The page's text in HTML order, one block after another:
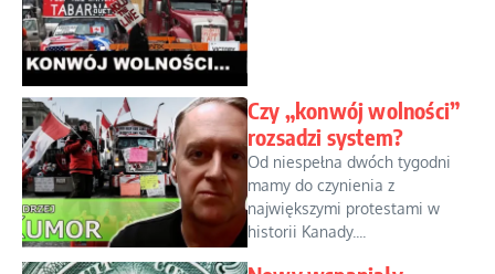
Czy „konwój wolności”
rozsadzi system?
Od niespełna dwóch tygodni
mamy do czynienia z
największymi protestami w
historii Kanady....